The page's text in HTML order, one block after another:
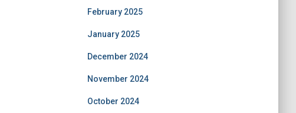
February 2025
January 2025
December 2024
November 2024
October 2024